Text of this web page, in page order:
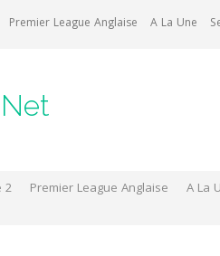
Premier League Anglaise A La Une
2 Premier League Anglaise A La